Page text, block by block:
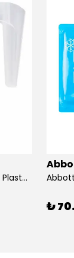
1,5 L - 1,75 L Çok Amaçlı Ölçü Kabı PlastArt
₺